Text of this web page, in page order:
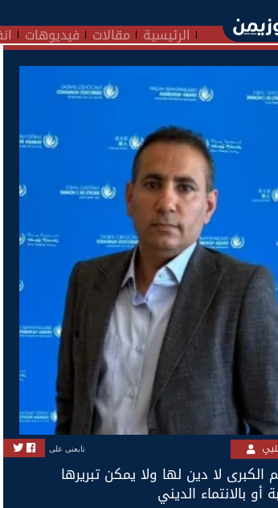
الرئيسية مقالات فيديوهات
تابعنى على
الكبرى لا دين لها ولا يمكن تبريرها
أو بالانتماء الديني